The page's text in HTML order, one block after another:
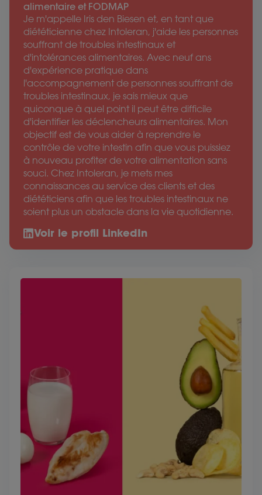
alimentaire et FODMAP
Je m'appelle Iris den Biesen et, en tant que
diététicienne chez Intoleran, j'aide les personnes
souffrant de troubles intestinaux et
d'intolérances alimentaires. Avec neuf ans
d'expérience pratique dans
l'accompagnement de personnes souffrant de
troubles intestinaux, je sais mieux que
quiconque à quel point il peut être difficile
d'identifier les déclencheurs alimentaires. Mon
objectif est de vous aider à reprendre le
contrôle de votre intestin afin que vous puissiez
à nouveau profiter de votre alimentation sans
souci. Chez Intoleran, je mets mes
connaissances au service des clients et des
diététiciens afin que les troubles intestinaux ne
soient plus un obstacle dans la vie quotidienne.
Voir le profil LinkedIn